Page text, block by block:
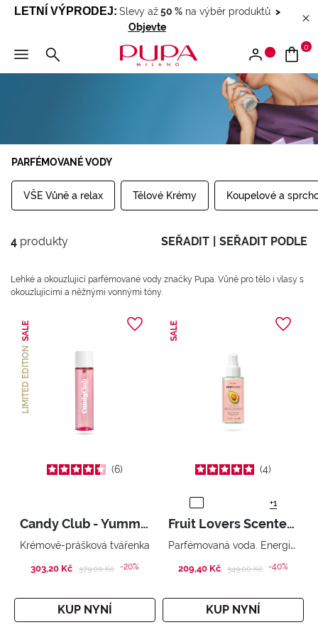
LETNÍ VÝPRODEJ: Slevy až50 %na výběr produktů >
Objevte
0
PARFÉMOVANÉ VODY
VŠE Vůně a relax Tělové Krémy Koupelové a
4 produkty SEŘADIT SEŘADIT PODLE
Lehké a okouzlující parfémované vody značky Pupa. Vůně pro tělo i vlasy s
okouzlujícími a něžnými vonnými tóny.
LIMITED EDITION
SALE
6
Candy Club - Yummy Yummy
Krémově-prášková tvářenka
303,20 Kč Price reduced from
379,00 Kčto-20%
KUP NYNÍ
SALE
4
+1
Fruit Lovers Scented Water
Parfémovaná voda. Energie bio ovoce ve službách krásy
209,40 Kč Price reduced from
349,00 Kčto-40%
KUP NYNÍ